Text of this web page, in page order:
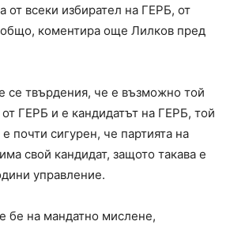
от всеки избирател на ГЕРБ, от
коментира още Лилков пред
се твърдения, че е възможно той
ГЕРБ и е кандидатът на ГЕРБ, той
почти сигурен, че партията на
свой кандидат, защото такава е
управление.
бе на мандатно мислене,